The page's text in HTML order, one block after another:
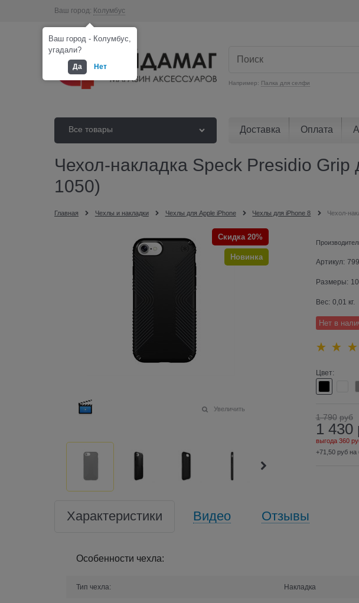
Ваш город: Колумбус
Например: Палка для селфи
Все товары Доставка Оплата
Чехол-накладка Speck Presidio
1050)
Главная Чехлы и накладки Чехлы для Apple iPhone Чехлы для iPhone 8 Чехол-
Скидка 20%
Новинка
Увеличить
Артикул:
Размеры:
Вес: 0,01 кг.
Нет в
Цвет:
1 790 руб
1 430
выгода 360
+71,50 руб на
Характеристики Видео Отзывы
Особенности чехла:
Тип чехла: Накладка
Ваш город - Колумбус,
угадали?
Да Нет